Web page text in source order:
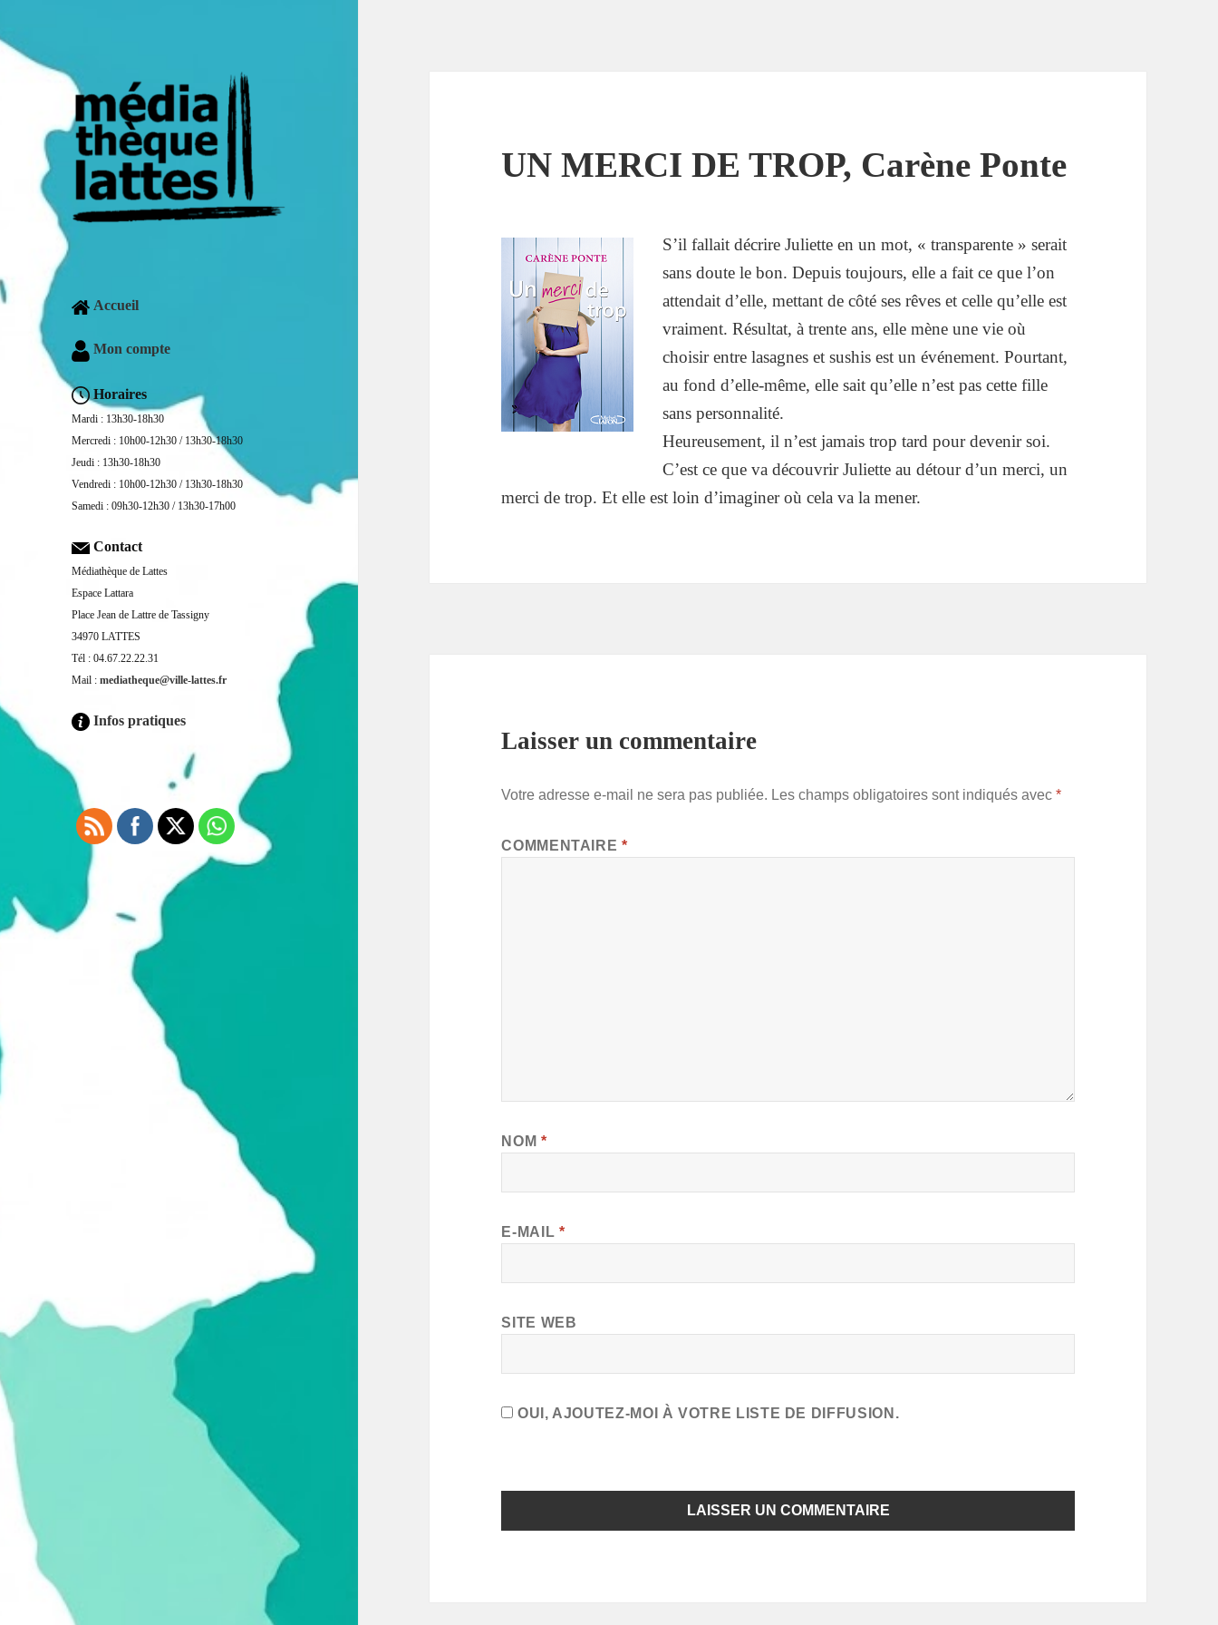
Accueil
Mon compte
Horaires
Mardi : 13h30-18h30
Mercredi : 10h00-12h30 / 13h30-18h30
Jeudi : 13h30-18h30
Vendredi : 10h00-12h30 / 13h30-18h30
Samedi : 09h30-12h30 / 13h30-17h00
Contact
Médiathèque de Lattes
Espace Lattara
Place Jean de Lattre de Tassigny
34970 LATTES
Tél : 04.67.22.22.31
Mail :mediatheque@ville-lattes.fr
Infos pratiques
UN MERCI DE TROP, Carène Ponte
S’il fallait décrire Juliette en un mot, « transparente » serait
sans doute le bon. Depuis toujours, elle a fait ce que l’on
attendait d’elle, mettant de côté ses rêves et celle qu’elle est
vraiment. Résultat, à trente ans, elle mène une vie où
choisir entre lasagnes et sushis est un événement. Pourtant,
au fond d’elle-même, elle sait qu’elle n’est pas cette fille
sans personnalité.
Heureusement, il n’est jamais trop tard pour devenir soi.
C’est ce que va découvrir Juliette au détour d’un merci, un
merci de trop. Et elle est loin d’imaginer où cela va la mener.
Laisser un commentaire
Votre adresse e-mail ne sera pas publiée. Les champs obligatoires sont indiqués avec*
COMMENTAIRE*
NOM *
E-MAIL *
SITE WEB
OUI, AJOUTEZ-MOI À VOTRE LISTE DE DIFFUSION.